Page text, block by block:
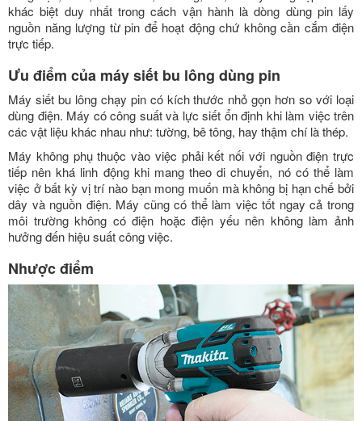
khác biệt duy nhất trong cách vận hành là dòng dùng pin lấy
nguồn năng lượng từ pin để hoạt động chứ không cần cắm điện
trực tiếp.
Ưu điểm của máy siết bu lông dùng pin
Máy siết bu lông chạy pin có kích thước nhỏ gọn hơn so với loại
dùng điện. Máy có công suất và lực siết ổn định khi làm việc trên
các vật liệu khác nhau như: tường, bê tông, hay thậm chí là thép.
Máy không phụ thuộc vào việc phải kết nối với nguồn điện trực
tiếp nên khá linh động khi mang theo di chuyển, nó có thể làm
việc ở bất kỳ vị trí nào bạn mong muốn mà không bị hạn chế bởi
dây và nguồn điện. Máy cũng có thể làm việc tốt ngay cả trong
môi trường không có điện hoặc điện yếu nên không làm ảnh
hưởng đến hiệu suất công việc.
Nhược điểm